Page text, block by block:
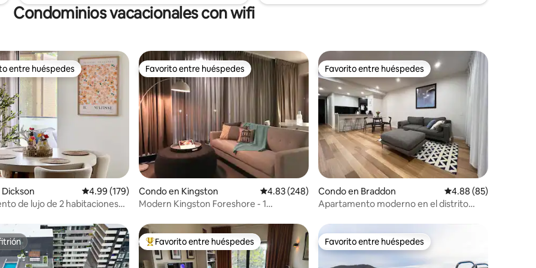
Condominios vacacionales con wifi
de 5, 144 reseñas
huéspedes preferido
entre huéspedes
Calificación promedio: 4.99 de 5, 179 reseñas
4.99 (179)
de lujo de 2 habitaciones
Favorito entre huéspedes
Favorito entre huéspedes
Condo en Kingston Calificación promedio: 4.83 de 5, 248 reseñas
4.83 (248)
Modern Kingston Foreshore - 1
Favorito entre huéspedes
Favorito entre huéspedes
Condo en Braddon Calificación
4.88 (85)
Apartamento moderno en el distrito
Favorito entre huéspedes preferido
Favorito entre huéspedes Favorito entre huéspedes
Favorito entre huéspedes